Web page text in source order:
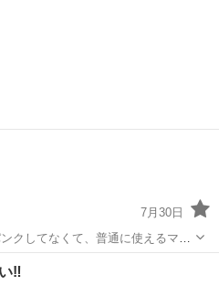
7月30日
クしてなくて、普通に使えるママ
‼️